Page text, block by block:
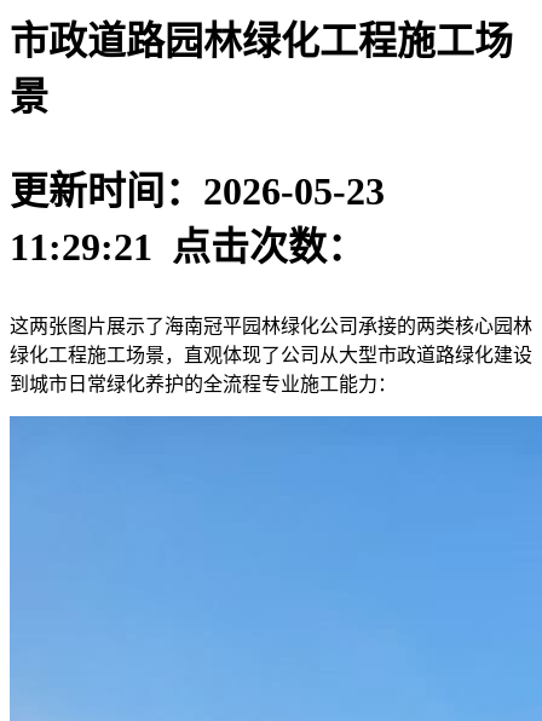
市政道路园林绿化工程施工场
景
更新时间：2026-05-23
11:29:21 点击次数：
这两张图片展示了海南冠平园林绿化公司承接的两类核心园林
绿化工程施工场景，直观体现了公司从大型市政道路绿化建设
到城市日常绿化养护的全流程专业施工能力：